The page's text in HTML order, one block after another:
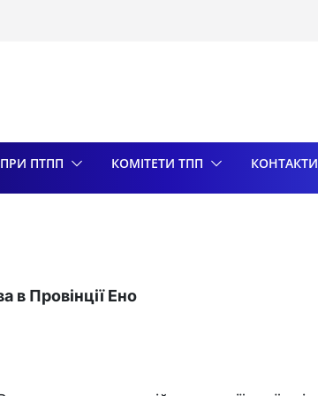
ПРИ ПТПП КОМІТЕТИ ТПП КОНТАКТИ
в Провінції Ено